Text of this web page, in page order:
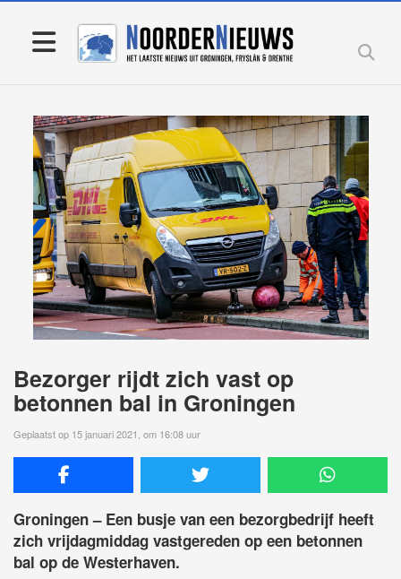
Bezorger rijdt zich vast op
betonnen bal in Groningen
Geplaatst op 15 januari 2021, om 16:08 uur
Groningen – Een busje van een bezorgbedrijf heeft
zich vrijdagmiddag vastgereden op een betonnen
bal op de Westerhaven.